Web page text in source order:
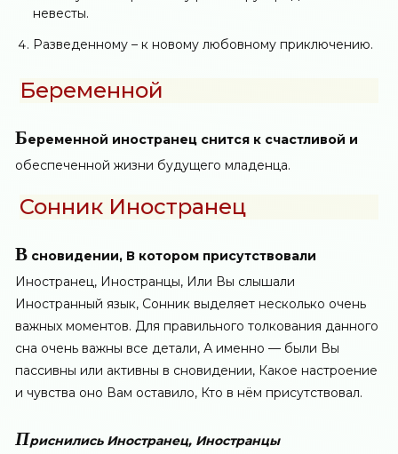
невесты.
Разведенному – к новому любовному приключению.
Беременной
Беременной иностранец снится к счастливой и
обеспеченной жизни будущего младенца.
Сонник Иностранец
В сновидении, В котором присутствовали
Иностранец, Иностранцы, Или Вы слышали
Иностранный язык, Сонник выделяет несколько очень
важных моментов. Для правильного толкования данного
сна очень важны все детали, А именно — были Вы
пассивны или активны в сновидении, Какое настроение
и чувства оно Вам оставило, Кто в нём присутствовал.
Приснились Иностранец, Иностранцы